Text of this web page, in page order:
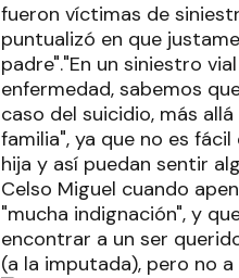
fueron víctimas de
puntualizó en que
padre"."En un siniestro
enfermedad, sabemos
caso del suicidio, más
familia", ya que no es
hija y así puedan sentir
Celso Miguel cuando
"mucha indignación", y
encontrar a un ser
(a la imputada), pero no